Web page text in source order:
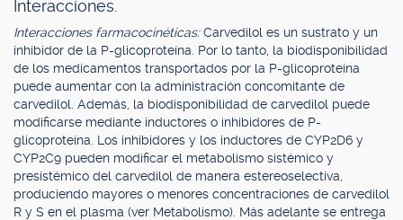
Interacciones.
Interacciones farmacocinéticas:Carvedilol es un sustrato y un
inhibidor de la P-glicoproteína. Por lo tanto, la biodisponibilidad
de los medicamentos transportados por la P-glicoproteína
puede aumentar con la administración concomitante de
carvedilol. Además, la biodisponibilidad de carvedilol puede
modificarse mediante inductores o inhibidores de P-
glicoproteína. Los inhibidores y los inductores de CYP2D6 y
CYP2C9 pueden modificar el metabolismo sistémico y
presistémico del carvedilol de manera estereoselectiva,
produciendo mayores o menores concentraciones de carvedilol
R y S en el plasma (ver Metabolismo). Más adelante se entrega